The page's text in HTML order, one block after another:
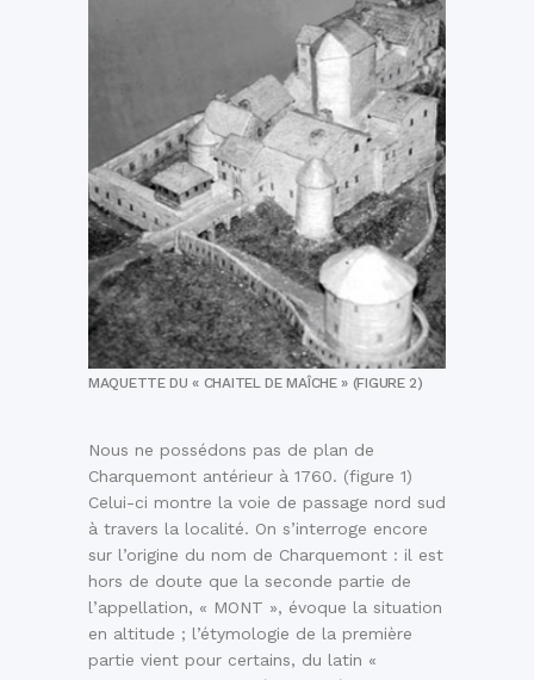
MAQUETTE DU « CHAITEL DE MAÎCHE » (FIGURE 2)
Nous ne possédons pas de plan de
Charquemont antérieur à 1760. (figure 1)
Celui-ci montre la voie de passage nord sud
à travers la localité. On s’interroge encore
sur l’origine du nom de Charquemont : il est
hors de doute que la seconde partie de
l’appellation, « MONT », évoque la situation
en altitude ; l’étymologie de la première
partie vient pour certains, du latin «